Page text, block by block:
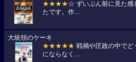
★★★★☆ ずいぶん前に見た感
たです。作...
大統領のケーキ
★★★★★ 戦禍や圧政の中でど
にならなく...